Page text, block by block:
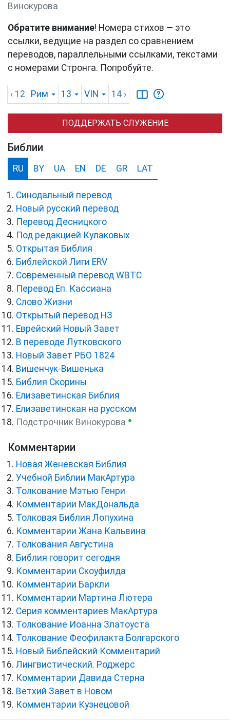
Винокурова
Обратите внимание! Номера стихов — это
ссылки, ведущие на раздел со сравнением
переводов, параллельными ссылками, текстами
с номерами Стронга. Попробуйте.
‹ 12 Рим 13 VIN 14 ›
ПОДДЕРЖАТЬ СЛУЖЕНИЕ
Библии
RU BY UA EN DE GR LAT
Синодальный перевод
Новый русский перевод
Перевод Десницкого
Под редакцией Кулаковых
Открытая Библия
Библейской Лиги ERV
Cовременный перевод WBTC
Перевод Еп. Кассиана
Слово Жизни
Открытый перевод НЗ
Еврейский Новый Завет
В переводе Лутковского
Новый Завет РБО 1824
Вишенчук-Вишенька
Библия Скорины
Елизаветинская Библия
Елизаветинская на русском
Подстрочник Винокурова ●
Комментарии
Новая Женевская Библия
Учебной Библии МакАртура
Толкование Мэтью Генри
Комментарии МакДональда
Толковая Библия Лопухина
Комментарии Жана Кальвина
Толкования Августина
Библия говорит сегодня
Комментарии Скоуфилда
Комментарии Баркли
Комментарии Мартина Лютера
Серия комментариев МакАртура
Толкование Иоанна Златоуста
Толкование Феофилакта Болгарского
Новый Библейский Комментарий
Лингвистический. Роджерс
Комментарии Давида Стерна
Ветхий Завет в Новом
Комментарии Кузнецовой